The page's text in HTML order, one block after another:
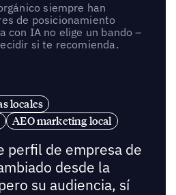
siempre han
de posicionamiento
con IA no elige un bando –
si te recomienda.
locales
AEO marketing local
perfil de empresa de
desde la
su audiencia, sí